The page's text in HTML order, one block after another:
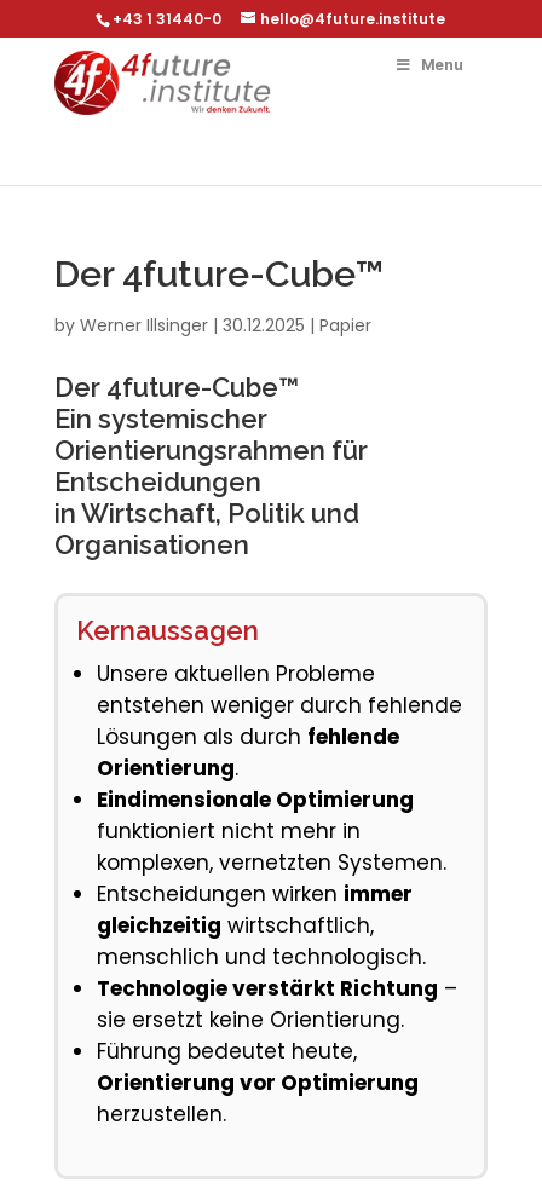
+43 1 31440-0 hello@4future.institute
Menu
Der 4future-Cube™
by Werner Illsinger| 30.12.2025 | Papier
Der 4future-Cube™
Ein systemischer
Orientierungsrahmen für
Entscheidungen
in Wirtschaft, Politik und
Organisationen
Kernaussagen
Unsere aktuellen Probleme
entstehen weniger durch fehlende
Lösungen als durch fehlende
Orientierung.
Eindimensionale Optimierung
funktioniert nicht mehr in
komplexen, vernetzten Systemen.
Entscheidungen wirken immer
gleichzeitig wirtschaftlich,
menschlich und technologisch.
Technologie verstärkt Richtung –
sie ersetzt keine Orientierung.
Führung bedeutet heute,
Orientierung vor Optimierung
herzustellen.